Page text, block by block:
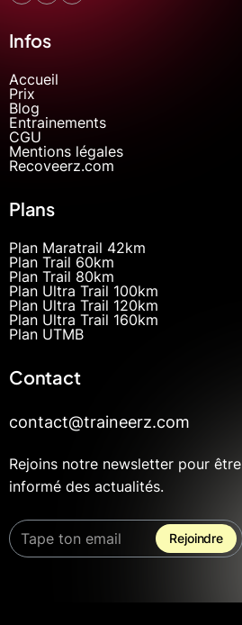
Infos
Accueil
Prix
Blog
Entrainements
CGU
Mentions légales
Recoveerz.com
Plans
Plan Maratrail 42km
Plan Trail 60km
Plan Trail 80km
Plan Ultra Trail 100km
Plan Ultra Trail 120km
Plan Ultra Trail 160km
Plan UTMB
Contact
contact@traineerz.com
Rejoins notre newsletter pour être
informé des actualités.